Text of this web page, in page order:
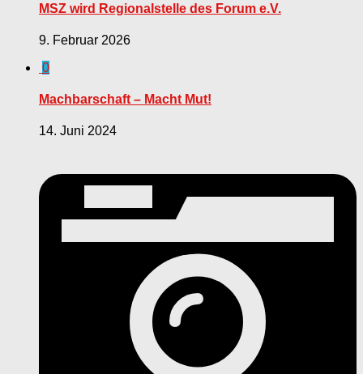
MSZ wird Regionalstelle des Forum e.V.
9. Februar 2026
0
Machbarschaft – Macht Mut!
14. Juni 2024